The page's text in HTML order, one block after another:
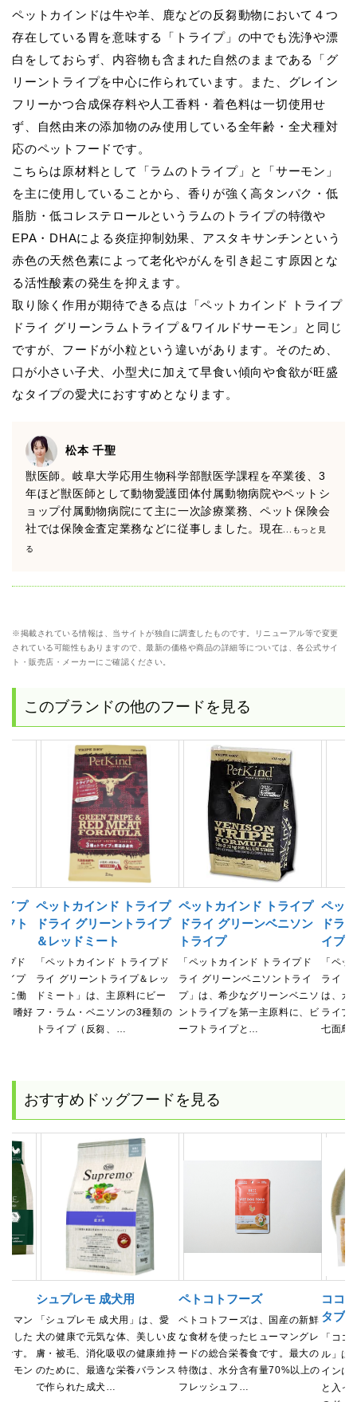
ペットカインドは牛や羊、鹿などの反芻動物において４つ
存在している胃を意味する「トライプ」の中でも洗浄や漂
白をしておらず、内容物も含まれた自然のままである「グ
リーントライプを中心に作られています。また、グレイン
フリーかつ合成保存料や人工香料・着色料は一切使用せ
ず、自然由来の添加物のみ使用している全年齢・全犬種対
応のペットフードです。
こちらは原材料として「ラムのトライプ」と「サーモン」
を主に使用していることから、香りが強く高タンパク・低
脂肪・低コレステロールというラムのトライプの特徴や
EPA・DHAによる炎症抑制効果、アスタキサンチンという
赤色の天然色素によって老化やがんを引き起こす原因とな
る活性酸素の発生を抑えます。
取り除く作用が期待できる点は「ペットカインド トライプ
ドライ グリーンラムトライプ＆ワイルドサーモン」と同じ
ですが、フードが小粒という違いがあります。そのため、
口が小さい子犬、小型犬に加えて早食い傾向や食欲が旺盛
なタイプの愛犬におすすめとなります。
松本 千聖
獣医師。岐阜大学応用生物科学部獣医学課程を卒業後、3
年ほど獣医師として動物愛護団体付属動物病院やペットシ
ョップ付属動物病院にて主に一次診療業務、ペット保険会
社では保険金査定業務などに従事しました。現在...もっと見
る
※掲載されている情報は、当サイトが独自に調査したものです。リニューアル等で変更
されている可能性もありますので、最新の価格や商品の詳細等については、各公式サイ
ト・販売店・メーカーにご確認ください。
このブランドの他のフードを見る
イプ
ト
プド
イプ
に働
、嗜好
ペットカインド トライプ
ドライ グリーントライプ
＆レッドミート
「ペットカインド トライプド
ライ グリーントライプ＆レッ
ドミート」は、主原料にビー
フ・ラム・ベニソンの3種類の
トライプ（反芻、…
ペットカインド トライプ
ドライ グリーンベニソン
トライプ
「ペットカインド トライプド
ライ グリーンベニソントライ
プ」は、希少なグリーンベニソ
ントライプを第一主原料に、ビ
ーフトライプと…
ペッ
ドラ
イプ
「ペ
ライ グ
は、カ
ライプ
七面鳥
おすすめドッグフードを見る
マン
した
す。
モン
シュプレモ 成犬用
「シュプレモ 成犬用」は、愛
犬の健康で元気な体、美しい皮
膚・被毛、消化吸収の健康維持
のために、最適な栄養バランス
で作られた成犬…
ペトコトフーズ
ペトコトフーズは、国産の新鮮
な食材を使ったヒューマングレ
ードの総合栄養食です。最大の
特徴は、水分含有量70%以上の
フレッシュフ…
ココ
タブル
「コ
ル」は
インに
と入っ